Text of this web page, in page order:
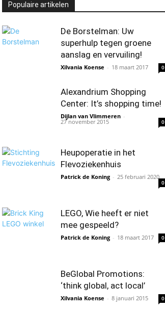
Populaire artikelen
De Borstelman: Uw
superhulp tegen groene
aanslag en vervuiling!
Xilvania Koense - 18 maart 2017 0
Alexandrium Shopping
Center: It’s shopping time!
Dijlan van Vlimmeren -
27 november 2015 0
Heupoperatie in het
Flevoziekenhuis
Patrick de Koning - 25 februari 2020
0
LEGO, Wie heeft er niet
mee gespeeld?
Patrick de Koning - 18 maart 2017 0
BeGlobal Promotions:
‘think global, act local’
Xilvania Koense - 8 januari 2015 0